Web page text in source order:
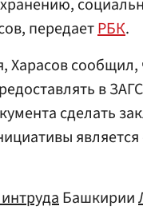
передаетРБК.
Харасов
в
сделать
является
Башкирии